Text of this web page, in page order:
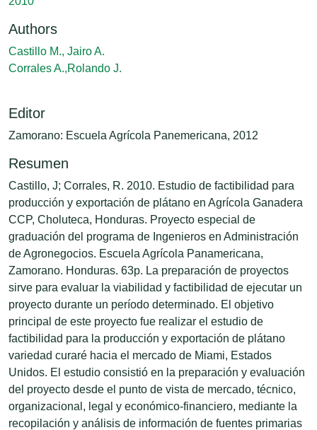
Authors
Castillo M., Jairo A.
Corrales A.,Rolando J.
Editor
Zamorano: Escuela Agrícola Panemericana, 2012
Resumen
Castillo, J; Corrales, R. 2010. Estudio de factibilidad para
producción y exportación de plátano en Agrícola Ganadera
CCP, Choluteca, Honduras. Proyecto especial de
graduación del programa de Ingenieros en Administración
de Agronegocios. Escuela Agrícola Panamericana,
Zamorano. Honduras. 63p. La preparación de proyectos
sirve para evaluar la viabilidad y factibilidad de ejecutar un
proyecto durante un período determinado. El objetivo
principal de este proyecto fue realizar el estudio de
factibilidad para la producción y exportación de plátano
variedad curaré hacia el mercado de Miami, Estados
Unidos. El estudio consistió en la preparación y evaluación
del proyecto desde el punto de vista de mercado, técnico,
organizacional, legal y económico-financiero, mediante la
recopilación y análisis de información de fuentes primarias